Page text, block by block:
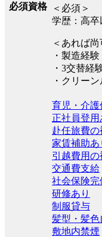
必須資格
＜必須＞
学歴：高卒
＜あれば尚
・製造経験
・3交替経
・クリー
育児・介護
正社員登用
赴任旅費の
家賃補助あ
引越費用の
交通費支給
社会保険完
研修あり
制服貸与
髪型・髪色
敷地内禁煙